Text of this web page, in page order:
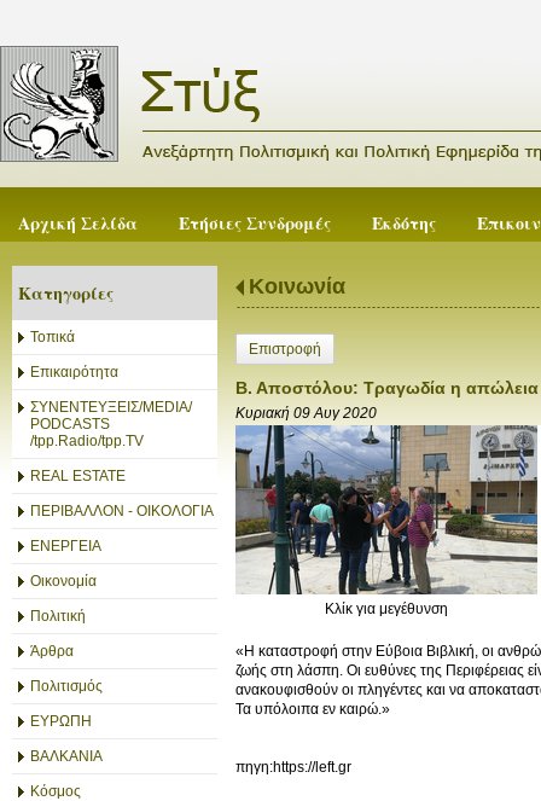
Αρχική Σελίδα Ετήσιες Συνδρομές Εκδότης
Κατηγορίες
Τοπικά
Επικαιρότητα
ΣΥΝΕΝΤΕΥΞΕΙΣ/MEDIA/
PODCASTS
/tpp.Radio/tpp.TV
REAL ESTATE
ΠΕΡΙΒΑΛΛΟΝ - ΟΙΚΟΛΟΓΙΑ
ΕΝΕΡΓΕΙΑ
Οικονομία
Πολιτική
Άρθρα
Πολιτισμός
ΕΥΡΩΠΗ
ΒΑΛΚΑΝΙΑ
Κόσμος
Κοινωνία
Επιστροφή
Β. Αποστόλου: Τραγωδία η
Κυριακή 09 Αυγ 2020
Κλίκ για μεγέθυνση
«Η καταστροφή στην Εύβοια Βιβλική, οι
ζωής στη λάσπη. Οι ευθύνες της Περιφέρειας
ανακουφισθούν οι πληγέντες και να
Τα υπόλοιπα εν καιρώ.»
πηγη:https://left.gr